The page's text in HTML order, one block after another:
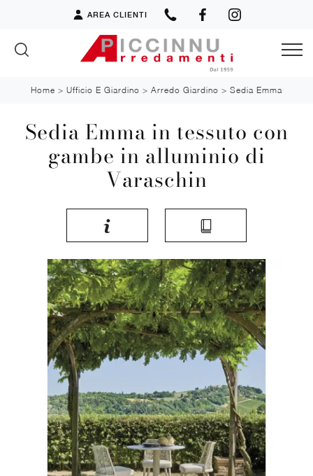
AREA CLIENTI
Home > Ufficio E Giardino > Arredo Giardino > Sedia Emma
Sedia Emma in tessuto con
gambe in alluminio di
Varaschin